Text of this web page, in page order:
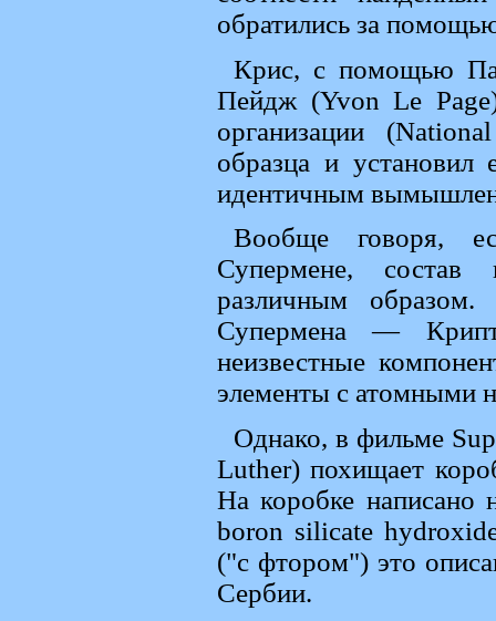
обратились за
Крис, с помощью
Пейдж (Yvon Le Page)
организации
образца и установил
идентичным
Вообще говоря,
Супермене, состав
различным
Супермена —
неизвестные
элементы с атомными
Однако, в фильме
Luther) похищает
На коробке написано
boron silicate
("с фтором") это
Сербии.